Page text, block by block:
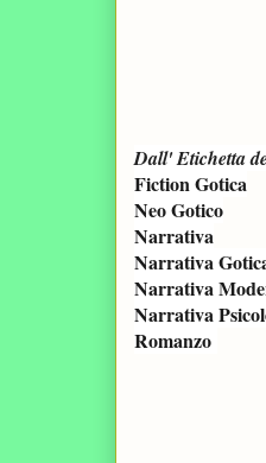
Dall' Etichetta
Fiction Gotica
Neo Gotico
Narrativa
Narrativa
Narrativa
Narrativa
Romanzo